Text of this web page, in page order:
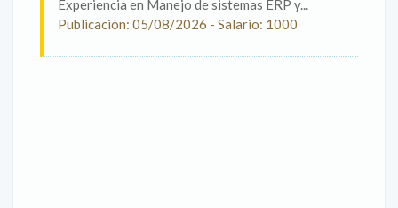
Experiencia en Manejo de sistemas ERP y...
Publicación: 05/08/2026 - Salario: 1000